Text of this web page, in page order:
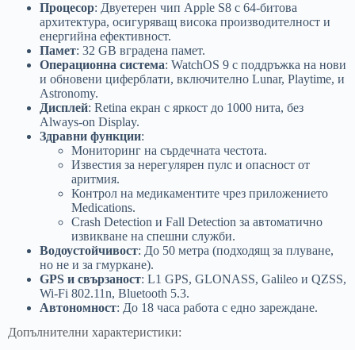
Процесор: Двуетерен чип Apple S8 с 64-битова
архитектура, осигуряващ висока производителност и
енергийна ефективност.
Памет: 32 GB вградена памет.
Операционна система: WatchOS 9 с поддръжка на нови
и обновени циферблати, включително Lunar, Playtime, и
Astronomy.
Дисплей: Retina екран с яркост до 1000 нита, без
Always-on Display.
Здравни функции:
Мониторинг на сърдечната честота.
Известия за нерегулярен пулс и опасност от
аритмия.
Контрол на медикаментите чрез приложението
Medications.
Crash Detection и Fall Detection за автоматично
извикване на спешни служби.
Водоустойчивост: До 50 метра (подходящ за плуване,
но не и за гмуркане).
GPS и свързаност: L1 GPS, GLONASS, Galileo и QZSS,
Wi-Fi 802.11n, Bluetooth 5.3.
Автономност: До 18 часа работа с едно зареждане.
Допълнителни характеристики: